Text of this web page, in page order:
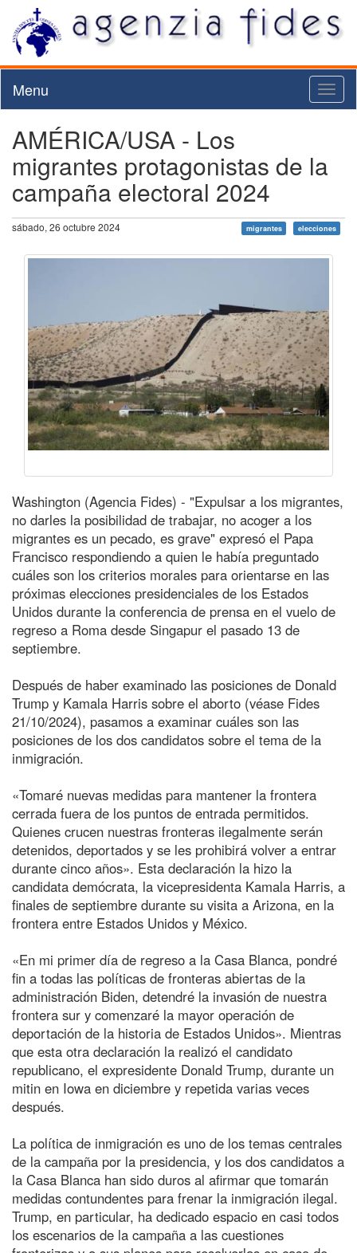
Menu
AMÉRICA/USA - Los
migrantes protagonistas de la
campaña electoral 2024
sábado, 26 octubre 2024 migrantes elecciones
Washington (Agencia Fides) - "Expulsar a los migrantes,
no darles la posibilidad de trabajar, no acoger a los
migrantes es un pecado, es grave" expresó el Papa
Francisco respondiendo a quien le había preguntado
cuáles son los criterios morales para orientarse en las
próximas elecciones presidenciales de los Estados
Unidos durante la conferencia de prensa en el vuelo de
regreso a Roma desde Singapur el pasado 13 de
septiembre.
Después de haber examinado las posiciones de Donald
Trump y Kamala Harris sobre el aborto (véase Fides
21/10/2024), pasamos a examinar cuáles son las
posiciones de los dos candidatos sobre el tema de la
inmigración.
«Tomaré nuevas medidas para mantener la frontera
cerrada fuera de los puntos de entrada permitidos.
Quienes crucen nuestras fronteras ilegalmente serán
detenidos, deportados y se les prohibirá volver a entrar
durante cinco años». Esta declaración la hizo la
candidata demócrata, la vicepresidenta Kamala Harris, a
finales de septiembre durante su visita a Arizona, en la
frontera entre Estados Unidos y México.
«En mi primer día de regreso a la Casa Blanca, pondré
fin a todas las políticas de fronteras abiertas de la
administración Biden, detendré la invasión de nuestra
frontera sur y comenzaré la mayor operación de
deportación de la historia de Estados Unidos». Mientras
que esta otra declaración la realizó el candidato
republicano, el expresidente Donald Trump, durante un
mitin en Iowa en diciembre y repetida varias veces
después.
La política de inmigración es uno de los temas centrales
de la campaña por la presidencia, y los dos candidatos a
la Casa Blanca han sido duros al afirmar que tomarán
medidas contundentes para frenar la inmigración ilegal.
Trump, en particular, ha dedicado espacio en casi todos
los escenarios de la campaña a las cuestiones